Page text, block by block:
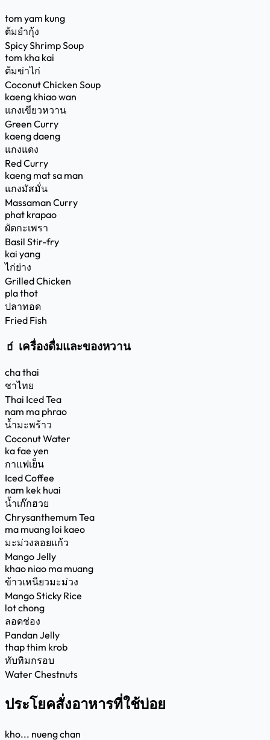
tom yam kung
ต้มยำกุ้ง
Spicy Shrimp Soup
tom kha kai
ต้มข่าไก่
Coconut Chicken Soup
kaeng khiao wan
แกงเขียวหวาน
Green Curry
kaeng daeng
แกงแดง
Red Curry
kaeng mat sa man
แกงมัสมั่น
Massaman Curry
phat krapao
ผัดกะเพรา
Basil Stir-fry
kai yang
ไก่ย่าง
Grilled Chicken
pla thot
ปลาทอด
Fried Fish
🧃 เครื่องดื่มและของหวาน
cha thai
ชาไทย
Thai Iced Tea
nam ma phrao
น้ำมะพร้าว
Coconut Water
ka fae yen
กาแฟเย็น
Iced Coffee
nam kek huai
น้ำเก๊กฮวย
Chrysanthemum Tea
ma muang loi kaeo
มะม่วงลอยแก้ว
Mango Jelly
khao niao ma muang
ข้าวเหนียวมะม่วง
Mango Sticky Rice
lot chong
ลอดช่อง
Pandan Jelly
thap thim krob
ทับทิมกรอบ
Water Chestnuts
ประโยคสั่งอาหารที่ใช้บ่อย
kho... nueng chan